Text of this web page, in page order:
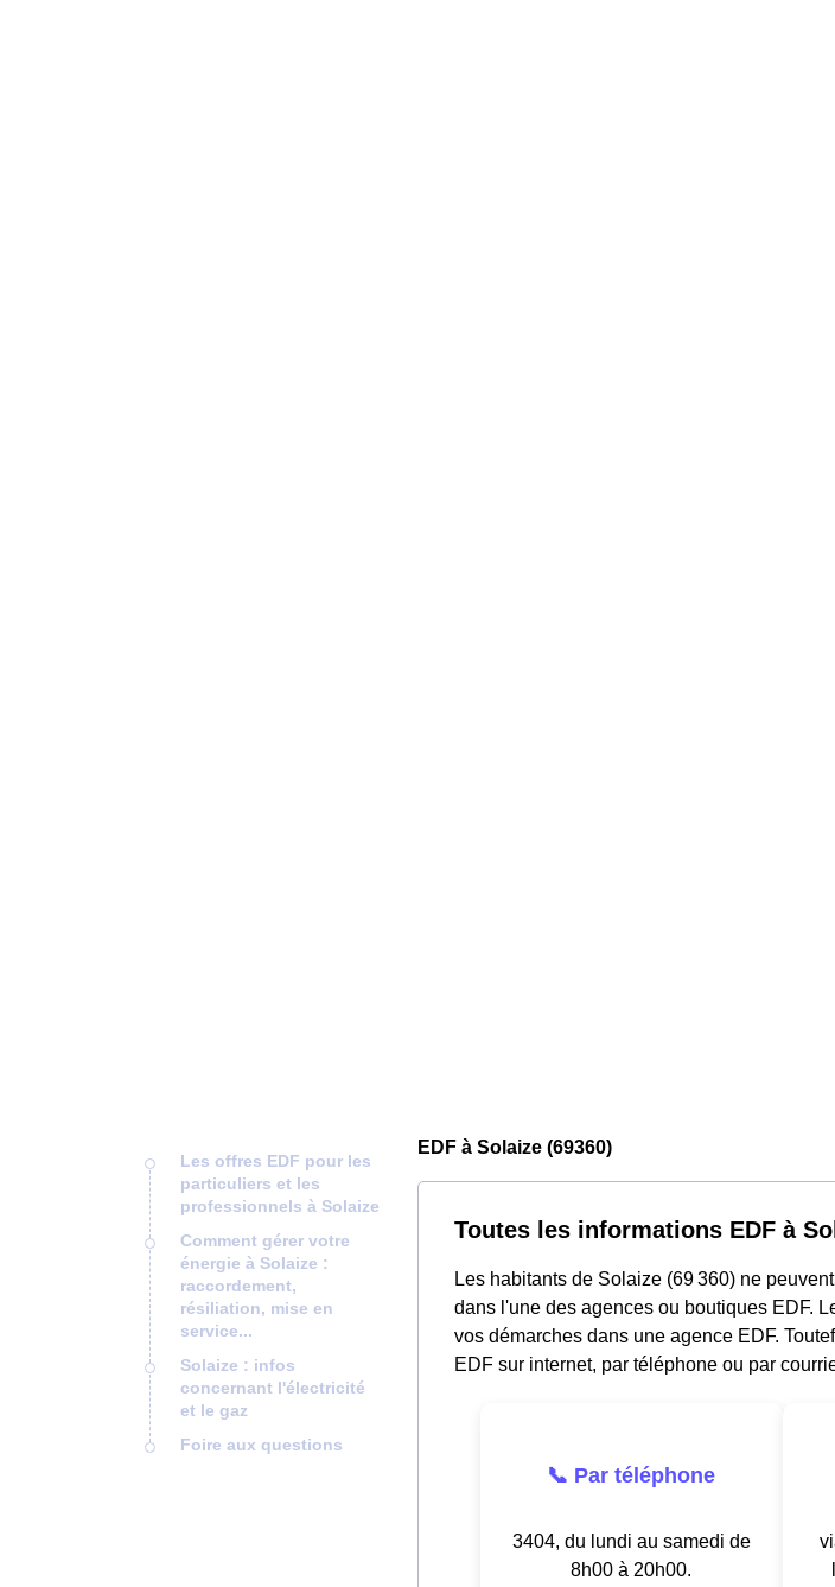
Les offres EDF pour les
particuliers et les
professionnels à Solaize
Comment gérer votre
énergie à Solaize :
raccordement,
résiliation, mise en
service...
Solaize : infos
concernant l'électricité
et le gaz
Foire aux questions
EDF à Solaize (69360)
Toutes les informations EDF à
Les habitants de Solaize (69 360) ne
dans l'une des agences ou boutiques EDF.
vos démarches dans une agence EDF.
EDF sur internet, par téléphone ou par
📞 Par téléphone
3404, du lundi au samedi de
8h00 à 20h00.